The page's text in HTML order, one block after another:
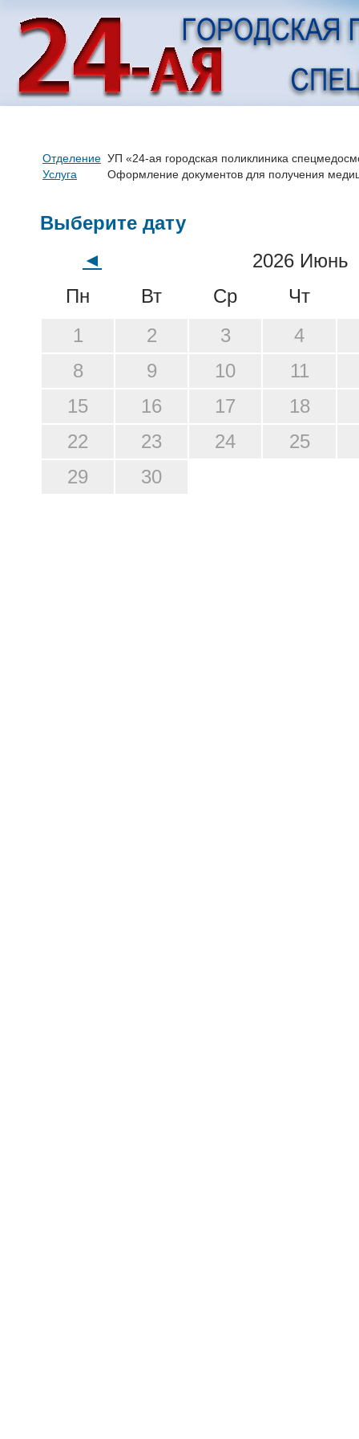
Отделение УП «24-ая городская поликлиника
Услуга
Оформление документов для получения
Выберите дату
◄
2026 Июнь
Пн
Вт Ср
Чт
1
2 3
4
8
9 10
11
15
16 17
18
22
23 24
25
29
30